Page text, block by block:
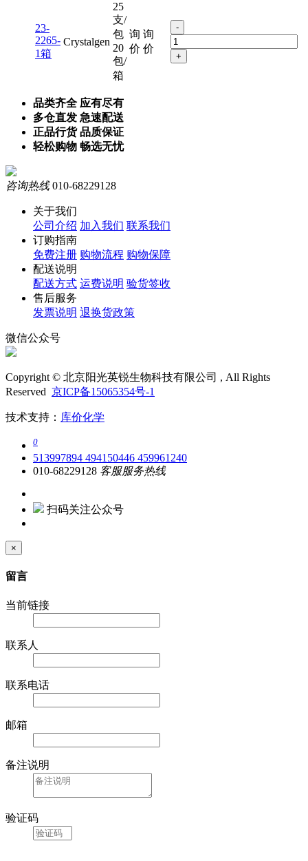
23-
2265-
1箱
Crystalgen
25
支/
包
20
包/
箱
询
价
询
价
-
+
品类齐全 应有尽有
多仓直发 急速配送
正品行货 品质保证
轻松购物 畅选无忧
咨询热线010-68229128
关于我们
公司介绍 加入我们 联系我们
订购指南
免费注册 购物流程 购物保障
配送说明
配送方式 运费说明 验货签收
售后服务
发票说明 退换货政策
微信公众号
Copyright © 北京阳光英锐生物科技有限公司 , All Rights
Reserved 京ICP备15065354号-1
技术支持： 库价化学
0
513997894 494150446 459961240
010-68229128 客服服务热线
扫码关注公众号
×
留言
当前链接
联系人
联系电话
邮箱
备注说明
验证码